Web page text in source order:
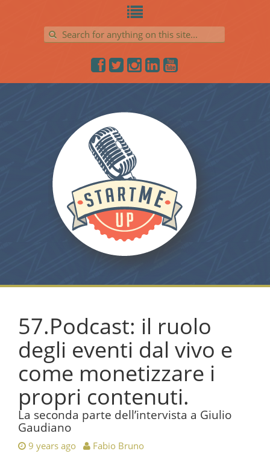
Search for:
57.Podcast: il ruolo
degli eventi dal vivo e
come monetizzare i
propri contenuti.
La seconda parte dell’intervista a Giulio
Gaudiano
9 years ago Fabio Bruno